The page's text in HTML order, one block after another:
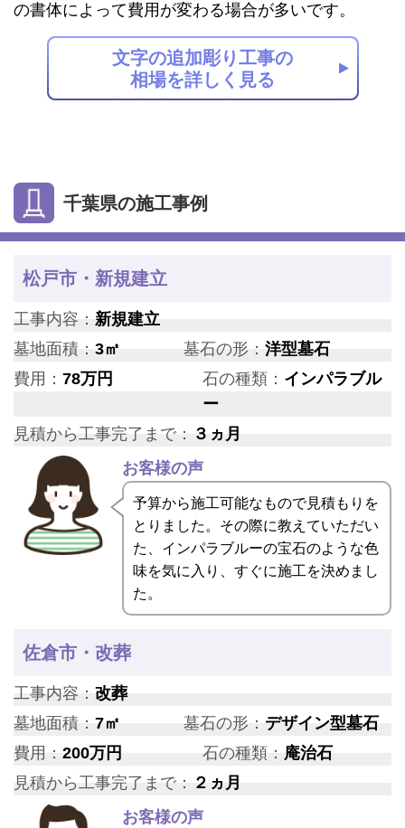
の書体によって費用が変わる場合が多いです。
文字の追加彫り工事の
相場を詳しく見る
千葉県の施工事例
松戸市・新規建立
工事内容： 新規建立
墓地面積： 3㎡ 墓石の形：洋型墓石
費用： 78万円 石の種類： インパラブル
ー
見積から工事完了まで： ３ヵ月
お客様の声
予算から施工可能なもので見積もりを
とりました。その際に教えていただい
た、インパラブルーの宝石のような色
味を気に入り、すぐに施工を決めまし
た。
佐倉市・改葬
工事内容： 改葬
墓地面積： 7㎡ 墓石の形： デザイン型墓石
費用： 200万円 石の種類： 庵治石
見積から工事完了まで： ２ヵ月
お客様の声